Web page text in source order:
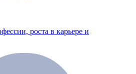
роста в карьере и